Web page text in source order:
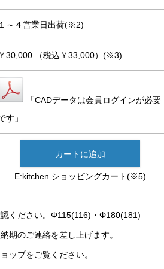
１～４営業日出荷(※2)
￥30,000 （税込￥33,000）(※3)
「CADデータは会員ログインが必要
す」
カートに追加
E:kitchen ショッピングカート(※5)
ください。Φ115(116)・Φ180(181)
期のご連絡を差し上げます。
ップをご覧ください。